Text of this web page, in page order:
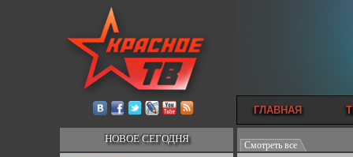
ГЛАВНАЯ
НОВОЕ СЕГОДНЯ
Смотреть все